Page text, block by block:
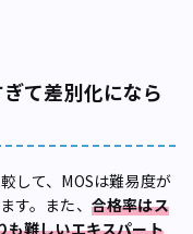
て差別化になら
して、MOSは難易度が
す。また、 合格率はス
も難しいエキスパート